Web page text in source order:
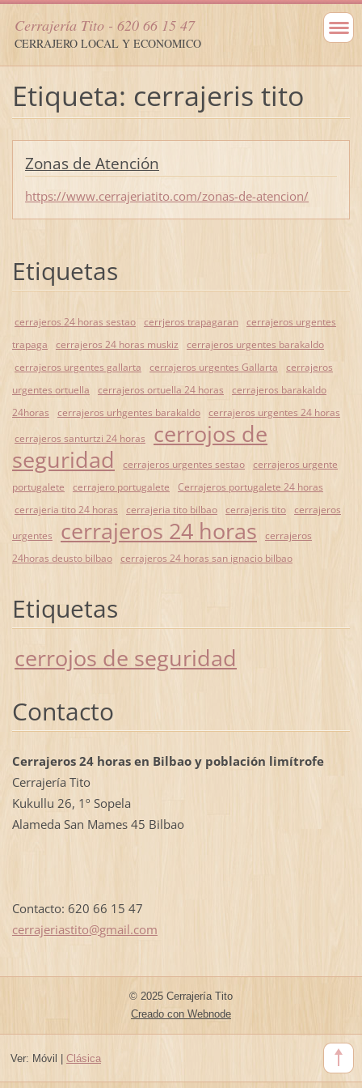
Cerrajería Tito - 620 66 15 47
CERRAJERO LOCAL Y ECONOMICO
Etiqueta: cerrajeris tito
Zonas de Atención
https://www.cerrajeriatito.com/zonas-de-atencion/
Etiquetas
cerrajeros 24 horas sestao cerrjeros trapagaran cerrajeros urgentes
trapaga
cerrajeros 24 horas muskiz
cerrajeros urgentes barakaldo
cerrajeros urgentes gallarta
cerrajeros urgentes Gallarta
cerrajeros
urgentes ortuella
cerrajeros ortuella 24 horas
cerrajeros barakaldo
24horas
cerrajeros urhgentes barakaldo cerrajeros urgentes 24 horas
cerrajeros santurtzi 24 horas
cerrojos de
seguridad
cerrajeros urgentes sestao cerrajeros urgente
portugalete
cerrajero portugalete
Cerrajeros portugalete 24 horas
cerrajeria tito 24 horas
cerrajeria tito bilbao cerrajeris tito cerrajeros
urgentes
cerrajeros 24 horas
cerrajeros
24horas deusto bilbao cerrajeros 24 horas san ignacio bilbao
Etiquetas
cerrojos de seguridad
Contacto
Cerrajeros 24 horas en Bilbao y población limítrofe
Cerrajería Tito
Kukullu 26, 1º Sopela
Alameda San Mames 45 Bilbao
Contacto: 620 66 15 47
cerrajeriastito@gmail.com
© 2025 Cerrajería Tito
Creado con Webnode
Ver: Móvil Clásica